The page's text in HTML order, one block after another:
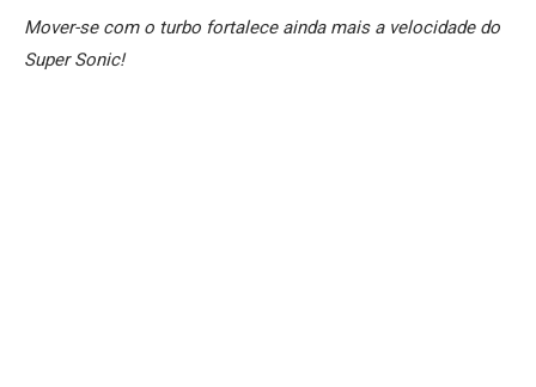
Mover-se com o turbo fortalece ainda mais a velocidade do
Super Sonic!